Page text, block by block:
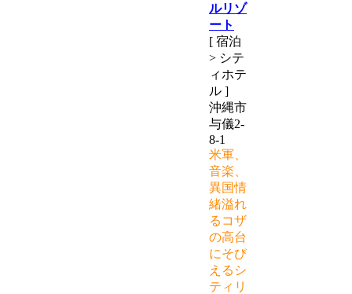
ルリゾ
ート
[ 宿泊
> シテ
ィホテ
ル ]
沖縄市
与儀2-
8-1
米軍、
音楽、
異国情
緒溢れ
るコザ
の高台
にそび
えるシ
ティリ